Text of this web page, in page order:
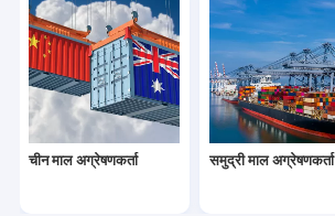
सीमा शुल्क निकासी ब्रोकरेज
गोदाम वितरण सेवाएं
माल ढुलाई बीमा
चीन माल अग्रेषणकर्ता समुद्री माल अग्रेषणकर्ता